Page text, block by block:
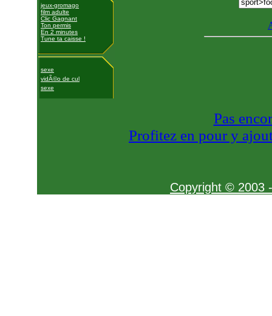
jeux-gromago
film adulte
Clic Gagnant
Ton permis
En 2 minutes
Tune ta caisse !
sexe
vidÃ©o de cul
sexe
Pas
Profitez en pour y
Copyright © 2003